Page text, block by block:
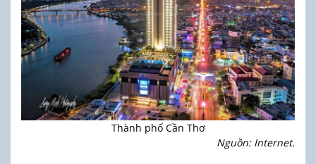
Thành phố Cần Thơ
Nguồn: Internet.